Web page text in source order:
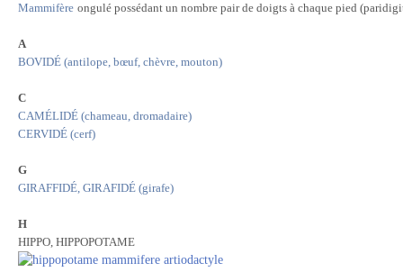
Mammifère ongulé possédant un nombre pair de doigts à chaque pied
A
BOVIDÉ (antilope, bœuf, chèvre, mouton)
C
CAMÉLIDÉ (chameau, dromadaire)
CERVIDÉ (cerf)
G
GIRAFFIDÉ, GIRAFIDÉ (girafe)
H
HIPPO, HIPPOPOTAME